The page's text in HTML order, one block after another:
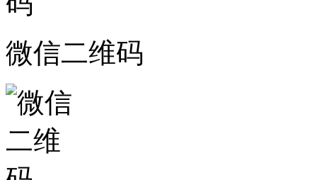
微信二维码